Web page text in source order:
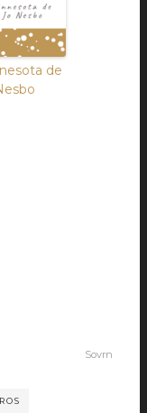
de
Sovrn